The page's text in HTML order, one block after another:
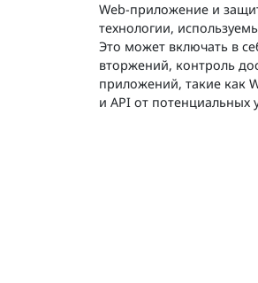
Web-приложение и
технологии,
Это может включать в
вторжений, контроль
приложений, такие как
и API от потенциальных